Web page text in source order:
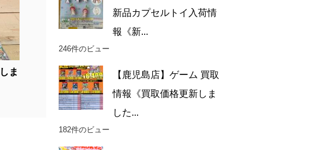
ま
新品カプセルトイ入荷情
報《新...
246件のビュー
【鹿児島店】ゲーム 買取
情報《買取価格更新しま
した...
182件のビュー